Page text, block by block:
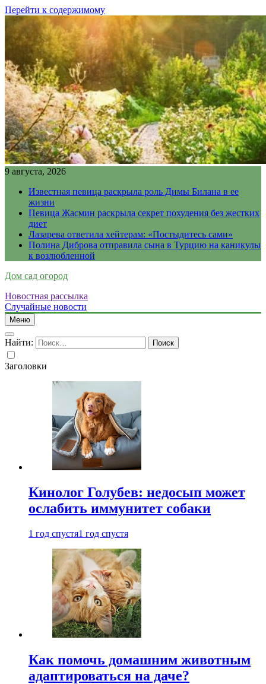
Перейти к содержимому
9 августа, 2026
Известная певица раскрыла роль Димы Билана в ее
жизни
Певица Жасмин раскрыла секрет похудения без жестких
диет
Лазарева ответила хейтерам: «Постыдитесь сами»
Полина Диброва отправила сына в Турцию на каникулы
к возлюбленной
Дом сад огород
Новостная рассылка
Случайные новости
Меню
Найти:
Заголовки
Кинолог Голубев: недосып может
ослабить иммунитет собаки
1 год спустя1 год спустя
Как помочь домашним животным
адаптироваться на даче?